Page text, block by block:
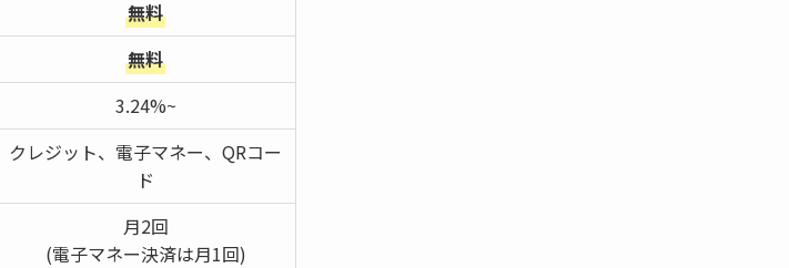
無料
無料
3.24%~
クレジット、電子マネー、QRコー
ド
月2回
(電子マネー決済は月1回)